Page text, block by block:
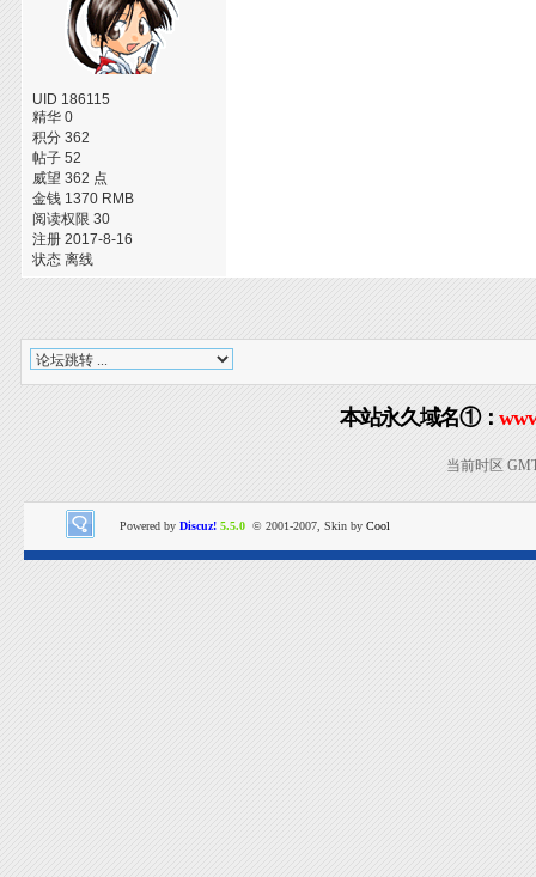
UID 186115
精华 0
积分 362
帖子 52
威望 362 点
金钱 1370 RMB
阅读权限 30
注册 2017-8-16
状态 离线
本站永久域名①：
当前时区
Powered by Discuz! 5.5.0 © 2001-2007, Skin by Cool